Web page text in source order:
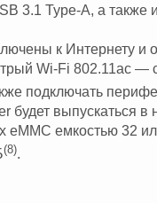
3.1 Type-A, а
к Интернету и
Wi-Fi 802.11ac —
подключать
будет выпускаться в
eMMC емкостью 32
(8).